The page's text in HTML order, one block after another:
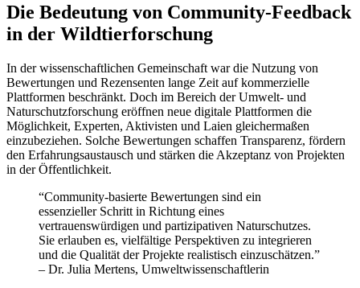
Die Bedeutung von Community-Feedback
in der Wildtierforschung
In der wissenschaftlichen Gemeinschaft war die Nutzung von
Bewertungen und Rezensenten lange Zeit auf kommerzielle
Plattformen beschränkt. Doch im Bereich der Umwelt- und
Naturschutzforschung eröffnen neue digitale Plattformen die
Möglichkeit, Experten, Aktivisten und Laien gleichermaßen
einzubeziehen. Solche Bewertungen schaffen Transparenz, fördern
den Erfahrungsaustausch und stärken die Akzeptanz von Projekten
in der Öffentlichkeit.
“Community-basierte Bewertungen sind ein
essenzieller Schritt in Richtung eines
vertrauenswürdigen und partizipativen Naturschutzes.
Sie erlauben es, vielfältige Perspektiven zu integrieren
und die Qualität der Projekte realistisch einzuschätzen.”
– Dr. Julia Mertens, Umweltwissenschaftlerin